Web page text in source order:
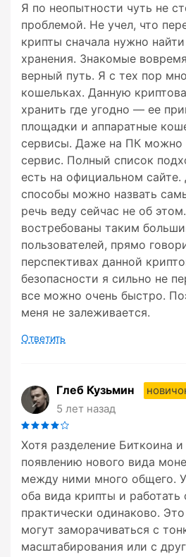
Я по неопытности чуть не
проблемой. Не учел, что
крипты сначала нужно
хранения. Знакомые
верный путь. Я с тех пор
кошельках. Данную
хранить где угодно — ее
площадки и аппаратные
сервисы. Даже на ПК можно
сервис. Полный список
есть на официальном сайте.
способы можно назвать
речь веду сейчас не об
востребованы таким
пользователей, прямо
перспективах данной
безопасности я сильно не
все можно очень быстро.
меня не залеживается.
Ответить
Глеб Кузьмин
5 лет назад
Хотя разделение Биткоина
появлению нового вида
между ними много общего.
оба вида крипты и
практически одинаково.
могут заморачиваться с
масштабирования или с